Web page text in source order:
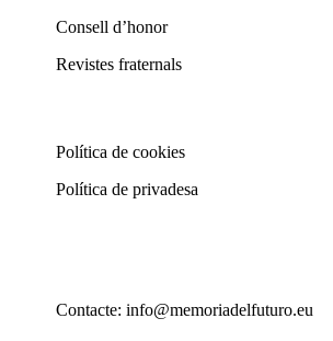
Consell d’honor
Revistes fraternals
Política de cookies
Política de privadesa
Contacte: info@memoriadelfuturo.eu